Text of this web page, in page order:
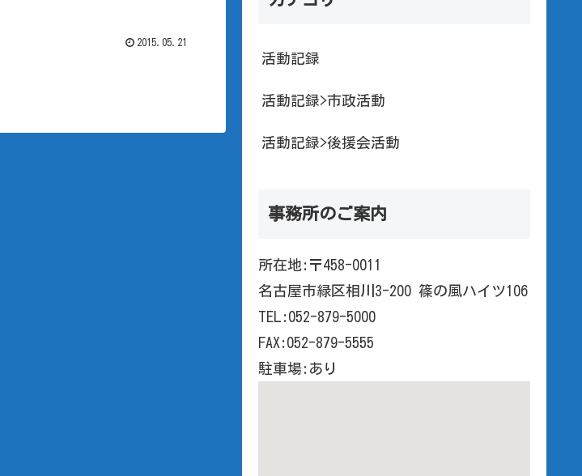
2015.05.21
活動記録
活動記録>市政活動
活動記録>後援会活動
事務所のご案内
所在地:〒458-0011
名古屋市緑区相川3-200 篠の風ハイツ106
TEL:052-879-5000
FAX:052-879-5555
駐車場:あり